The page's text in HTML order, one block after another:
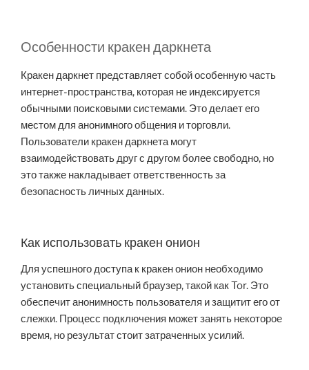
Особенности кракен даркнета
Кракен даркнет представляет собой особенную часть
интернет-пространства, которая не индексируется
обычными поисковыми системами. Это делает его
местом для анонимного общения и торговли.
Пользователи кракен даркнета могут
взаимодействовать друг с другом более свободно, но
это также накладывает ответственность за
безопасность личных данных.
Как использовать кракен онион
Для успешного доступа к кракен онион необходимо
установить специальный браузер, такой как Tor. Это
обеспечит анонимность пользователя и защитит его от
слежки. Процесс подключения может занять некоторое
время, но результат стоит затраченных усилий.